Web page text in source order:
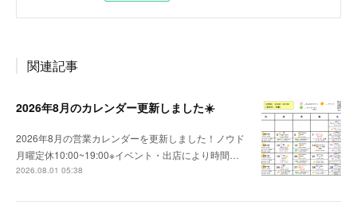
関連記事
2026年8月のカレンダー更新しました☀️
2026年8月の営業カレンダーを更新しました！ノウド
月曜定休10:00~19:00※イベント・出店により時間…
2026.08.01 05:38